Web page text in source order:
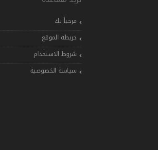
مرحباً بك
خريطة الموقع
شروط الاستخدام
سياسة الخصوصية